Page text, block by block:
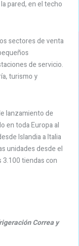
pared, en el techo
sectores de venta
de servicio.
turismo y
lanzamiento de
en toda Europa al
Islandia a Italia
unidades desde el
tiendas con
Correa y